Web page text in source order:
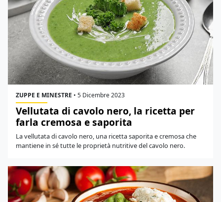
ZUPPE E MINESTRE • 5 Dicembre 2023
Vellutata di cavolo nero, la ricetta per
farla cremosa e saporita
La vellutata di cavolo nero, una ricetta saporita e cremosa che
mantiene in sé tutte le proprietà nutritive del cavolo nero.